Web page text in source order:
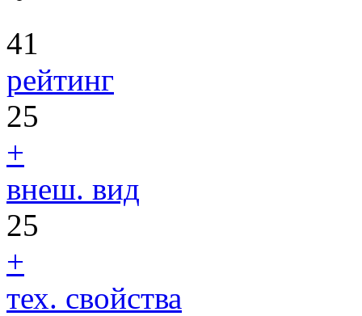
41
рейтинг
25
+
внеш. вид
25
+
тех. свойства